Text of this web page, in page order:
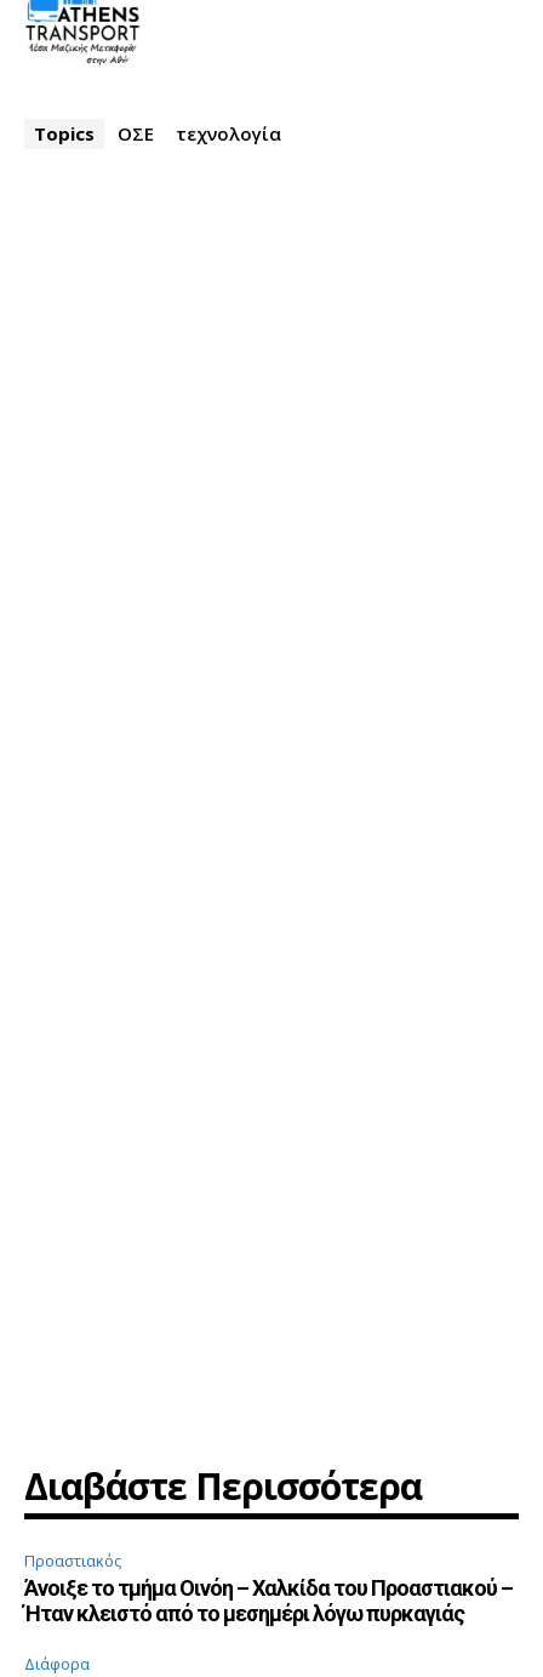
Topics ΟΣΕ τεχνολογία
Διαβάστε Περισσότερα
Προαστιακός
Άνοιξε το τμήμα Οινόη – Χαλκίδα του Προαστιακού –
Ήταν κλειστό από το μεσημέρι λόγω πυρκαγιάς
Διάφορα